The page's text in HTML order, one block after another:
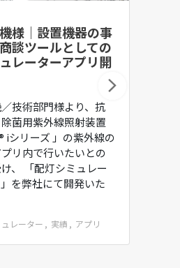
様｜設置機器の事
談ツールとしての
レーターアプリ開
技術部門様より、抗
菌用紫外線照射装置
iシリーズ 」の紫外線の
リ内で行いたいとの
、 「配灯シミュレー
を弊社にて開発いた
レーター 実績 アプリ